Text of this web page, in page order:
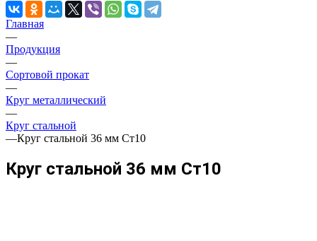
Главная
—
Продукция
—
Сортовой прокат
—
Круг металлический
—
Круг стальной
—Круг стальной 36 мм Ст10
Круг стальной 36 мм Ст10